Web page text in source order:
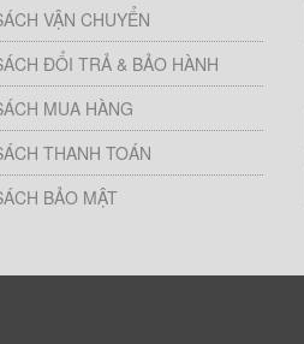
VẬN CHUYỂN
ĐỔI TRẢ & BẢO HÀNH
MUA HÀNG
THANH TOÁN
BẢO MẬT